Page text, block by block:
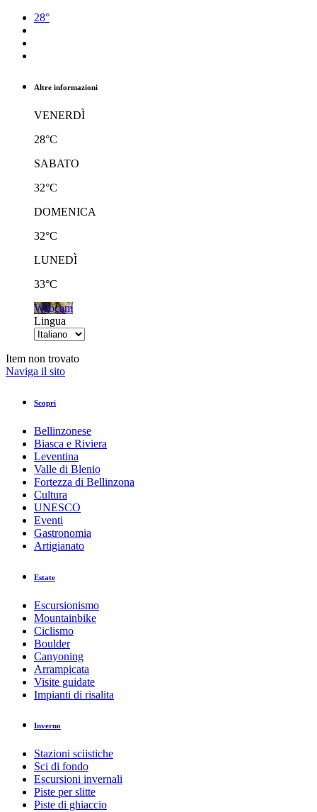
28°
Altre informazioni
VENERDÌ
28°C
SABATO
32°C
DOMENICA
32°C
LUNEDÌ
33°C
Webcam
Lingua
Item non trovato
Naviga il sito
Scopri
Bellinzonese
Biasca e Riviera
Leventina
Valle di Blenio
Fortezza di Bellinzona
Cultura
UNESCO
Eventi
Gastronomia
Artigianato
Estate
Escursionismo
Mountainbike
Ciclismo
Boulder
Canyoning
Arrampicata
Visite guidate
Impianti di risalita
Inverno
Stazioni sciistiche
Sci di fondo
Escursioni invernali
Piste per slitte
Piste di ghiaccio